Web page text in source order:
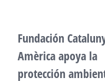
Fundación
Amèrica apoya la
protección